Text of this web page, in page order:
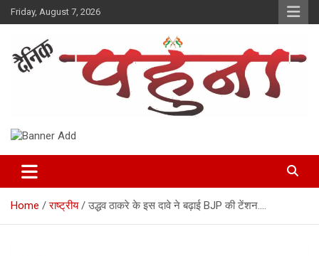
Skip
to
Friday, August 7, 2026
Dainik Pahuna
Home राष्ट्रीय उद्धव ठाकरे के इस दावे ने बढ़ाई BJP की टेंशन….